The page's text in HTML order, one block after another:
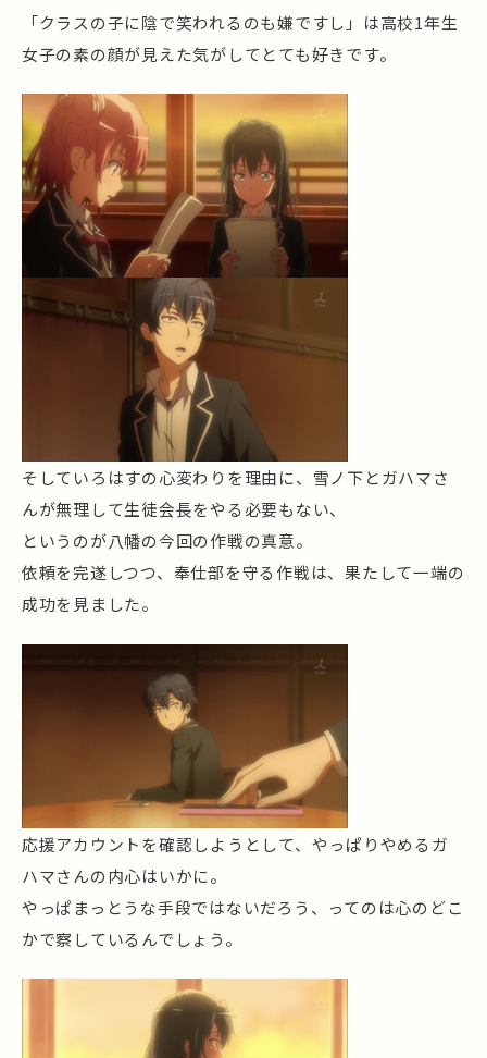
「クラスの子に陰で笑われるのも嫌ですし」は高校1年生
女子の素の顔が見えた気がしてとても好きです。
そしていろはすの心変わりを理由に、雪ノ下とガハマさ
んが無理して生徒会長をやる必要もない、
というのが八幡の今回の作戦の真意。
依頼を完遂しつつ、奉仕部を守る作戦は、果たして一端の
成功を見ました。
応援アカウントを確認しようとして、やっぱりやめるガ
ハマさんの内心はいかに。
やっぱまっとうな手段ではないだろう、ってのは心のどこ
かで察しているんでしょう。